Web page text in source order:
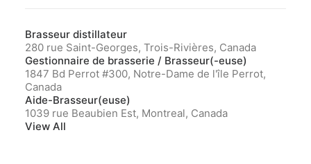
Brasseur distillateur
280 rue Saint-Georges, Trois-Rivières, Canada
Gestionnaire de brasserie / Brasseur(-euse)
1847 Bd Perrot #300, Notre-Dame de l'île Perrot,
Canada
Aide-Brasseur(euse)
1039 rue Beaubien Est, Montreal, Canada
View All